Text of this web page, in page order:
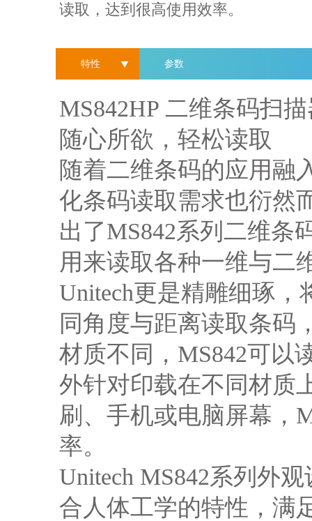
读取，达到很高使用效率。
特性 参数
MS842HP 二维条码扫
随心所欲，轻松读取
随着二维条码的应用融
化条码读取需求也衍然
出了MS842系列二维条
用来读取各种一维与二
Unitech更是精雕细琢
同角度与距离读取条码
材质不同，MS842可以
外针对印载在不同材质
刷、手机或电脑屏幕，
率。
Unitech MS842系列外
合人体工学的特性，满